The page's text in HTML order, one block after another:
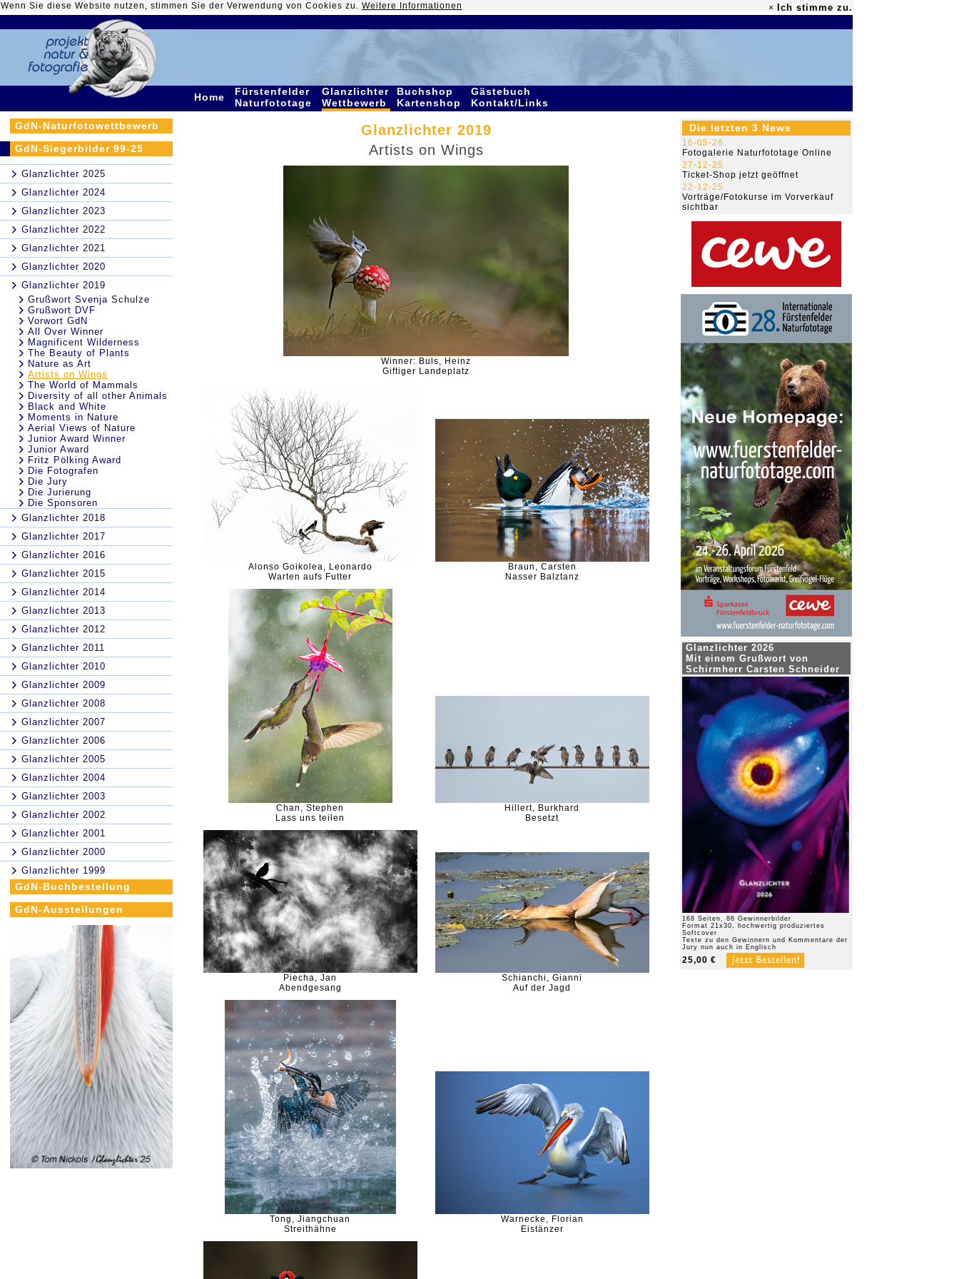
Wenn Sie diese Website nutzen, stimmen Sie der Verwendung von Cookies zu. Weitere Informationen × Ich stimme zu.
Home
Fürstenfelder
Naturfototage
Glanzlichter
Wettbewerb
Buchshop
Kartenshop
Gästebuch
Kontakt/Links
GdN-Naturfotowettbewerb
GdN-Siegerbilder 99-25
Glanzlichter 2025
Glanzlichter 2024
Glanzlichter 2023
Glanzlichter 2022
Glanzlichter 2021
Glanzlichter 2020
Glanzlichter 2019
Grußwort Svenja Schulze
Grußwort DVF
Vorwort GdN
All Over Winner
Magnificent Wilderness
The Beauty of Plants
Nature as Art
Artists on Wings
The World of Mammals
Diversity of all other Animals
Black and White
Moments in Nature
Aerial Views of Nature
Junior Award Winner
Junior Award
Fritz Pölking Award
Die Fotografen
Die Jury
Die Jurierung
Die Sponsoren
Glanzlichter 2018
Glanzlichter 2017
Glanzlichter 2016
Glanzlichter 2015
Glanzlichter 2014
Glanzlichter 2013
Glanzlichter 2012
Glanzlichter 2011
Glanzlichter 2010
Glanzlichter 2009
Glanzlichter 2008
Glanzlichter 2007
Glanzlichter 2006
Glanzlichter 2005
Glanzlichter 2004
Glanzlichter 2003
Glanzlichter 2002
Glanzlichter 2001
Glanzlichter 2000
Glanzlichter 1999
GdN-Buchbestellung
GdN-Ausstellungen
Glanzlichter 2019
Artists on Wings
Winner: Buls, Heinz
Giftiger Landeplatz
Alonso Goikolea, Leonardo
Warten aufs Futter
Braun, Carsten
Nasser Balztanz
Chan, Stephen
Lass uns teilen
Hillert, Burkhard
Besetzt
Piecha, Jan
Abendgesang
Schianchi, Gianni
Auf der Jagd
Tong, Jiangchuan
Streithähne
Warnecke, Florian
Eistänzer
Die letzten 3 News
16-05-26
Fotogalerie Naturfototage Online
27-12-25
Ticket-Shop jetzt geöffnet
22-12-25
Vorträge/Fotokurse im Vorverkauf
sichtbar
Glanzlichter 2026
Mit einem Grußwort von
Schirmherr Carsten Schneider
168 Seiten, 86 Gewinnerbilder
Format 21x30, hochwertig produziertes
Softcover
Texte zu den Gewinnern und Kommentare der
Jury nun auch in Englisch
25,00 €